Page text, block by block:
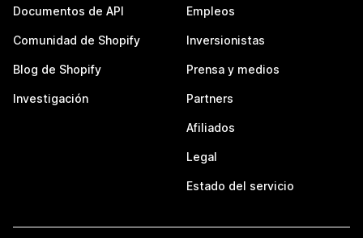
Documentos de API
Comunidad de Shopify
Blog de Shopify
Investigación
Empleos
Inversionistas
Prensa y medios
Partners
Afiliados
Legal
Estado del servicio